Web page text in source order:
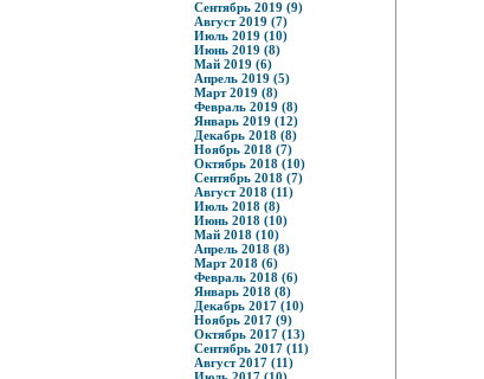
Сентябрь 2019 (9)
Август 2019 (7)
Июль 2019 (10)
Июнь 2019 (8)
Май 2019 (6)
Апрель 2019 (5)
Март 2019 (8)
Февраль 2019 (8)
Январь 2019 (12)
Декабрь 2018 (8)
Ноябрь 2018 (7)
Октябрь 2018 (10)
Сентябрь 2018 (7)
Август 2018 (11)
Июль 2018 (8)
Июнь 2018 (10)
Май 2018 (10)
Апрель 2018 (8)
Март 2018 (6)
Февраль 2018 (6)
Январь 2018 (8)
Декабрь 2017 (10)
Ноябрь 2017 (9)
Октябрь 2017 (13)
Сентябрь 2017 (11)
Август 2017 (11)